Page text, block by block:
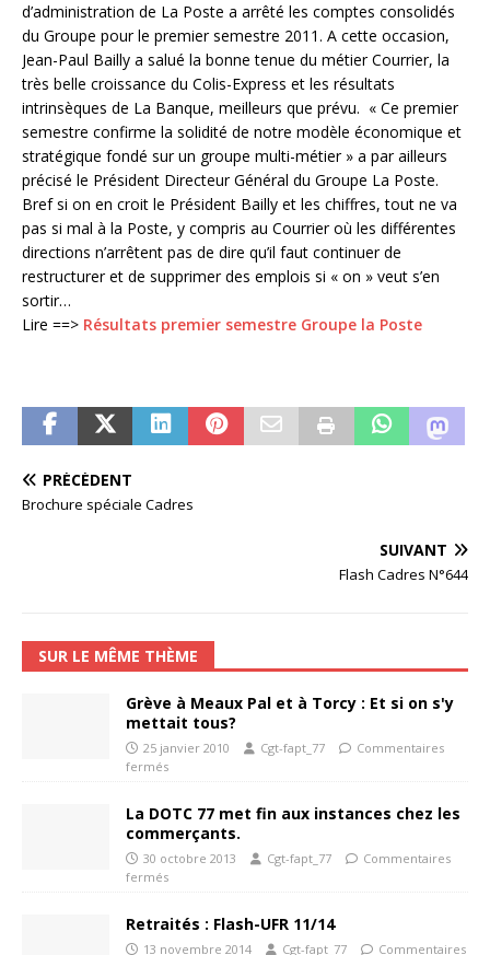
d’administration de La Poste a arrêté les comptes consolidés
du Groupe pour le premier semestre 2011. A cette occasion,
Jean-Paul Bailly a salué la bonne tenue du métier Courrier, la
très belle croissance du Colis-Express et les résultats
intrinsèques de La Banque, meilleurs que prévu. « Ce premier
semestre confirme la solidité de notre modèle économique et
stratégique fondé sur un groupe multi-métier » a par ailleurs
précisé le Président Directeur Général du Groupe La Poste.
Bref si on en croit le Président Bailly et les chiffres, tout ne va
pas si mal à la Poste, y compris au Courrier où les différentes
directions n’arrêtent pas de dire qu’il faut continuer de
restructurer et de supprimer des emplois si « on » veut s’en
sortir…
Lire ==> Résultats premier semestre Groupe la Poste
PRÉCÉDENT
Brochure spéciale Cadres
SUIVANT
Flash Cadres N°644
SUR LE MÊME THÈME
Grève à Meaux Pal et à Torcy : Et si on s'y
mettait tous?
25 janvier 2010 Cgt-fapt_77
Commentaires
fermés
La DOTC 77 met fin aux instances chez les
commerçants.
30 octobre 2013 Cgt-fapt_77
Commentaires
fermés
Retraités : Flash-UFR 11/14
13 novembre 2014 Cgt-fapt_77
Commentaires